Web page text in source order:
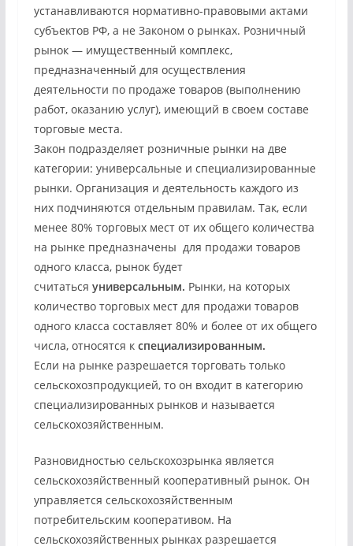
устанавливаются нормативно-правовыми актами
субъектов РФ, а не Законом о рынках. Розничный
рынок — имущественный комплекс,
предназначенный для осуществления
деятельности по продаже товаров (выполнению
работ, оказанию услуг), имеющий в своем составе
торговые места.
Закон подразделяет розничные рынки на две
категории: универсальные и специализированные
рынки. Организация и деятельность каждого из
них подчиняются отдельным правилам. Так, если
менее 80% торговых мест от их общего количества
на рынке предназначены для продажи товаров
одного класса, рынок будет
считаться универсальным. Рынки, на которых
количество торговых мест для продажи товаров
одного класса составляет 80% и более от их общего
числа, относятся к специализированным.
Если на рынке разрешается торговать только
сельскохозпродукцией, то он входит в категорию
специализированных рынков и называется
сельскохозяйственным.
Разновидностью сельскохозрынка является
сельскохозяйственный кооперативный рынок. Он
управляется сельскохозяйственным
потребительским кооперативом. На
сельскохозяйственных рынках разрешается